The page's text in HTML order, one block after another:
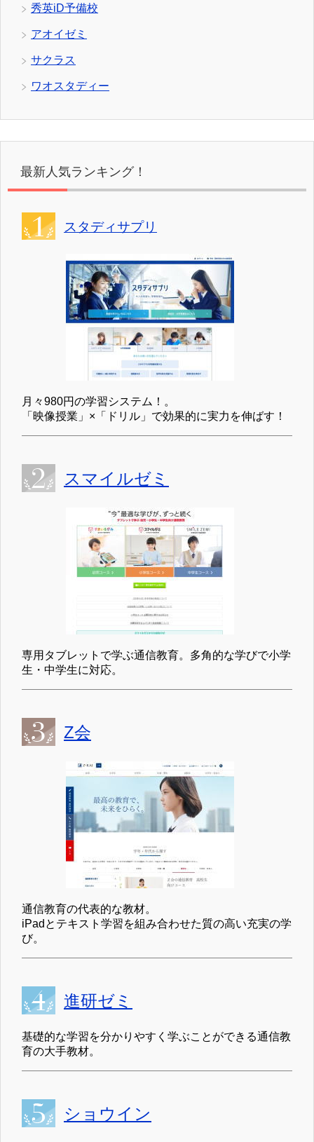
秀英iD予備校
アオイゼミ
サクラス
ワオスタディー
最新人気ランキング！
スタディサプリ
月々980円の学習システム！。
「映像授業」×「ドリル」で効果的に実力を伸ばす！
スマイルゼミ
専用タブレットで学ぶ通信教育。多角的な学びで小学
生・中学生に対応。
Z会
通信教育の代表的な教材。
iPadとテキスト学習を組み合わせた質の高い充実の学
び。
進研ゼミ
基礎的な学習を分かりやすく学ぶことができる通信教
育の大手教材。
ショウイン